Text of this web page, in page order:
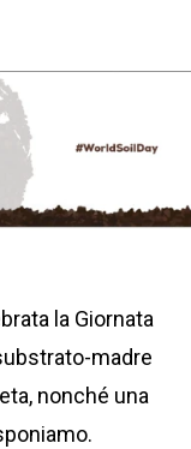
la Giornata
madre
nonché una